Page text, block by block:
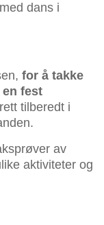
dans i
for å takke
fest
tilberedt i
av
aktiviteter og